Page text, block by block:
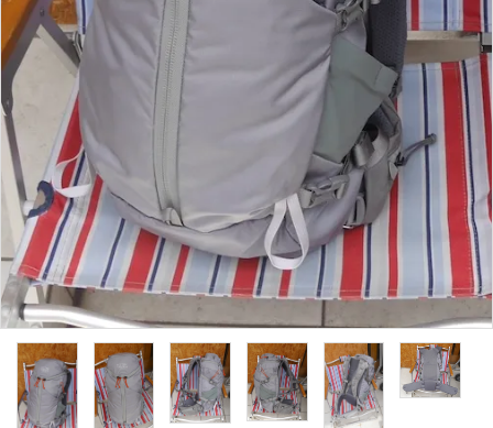
POLICY
INFORMATION
ACCOUNT MENU
ようこそ ゲスト 様
meeting_room ログイン person 新規会員登録